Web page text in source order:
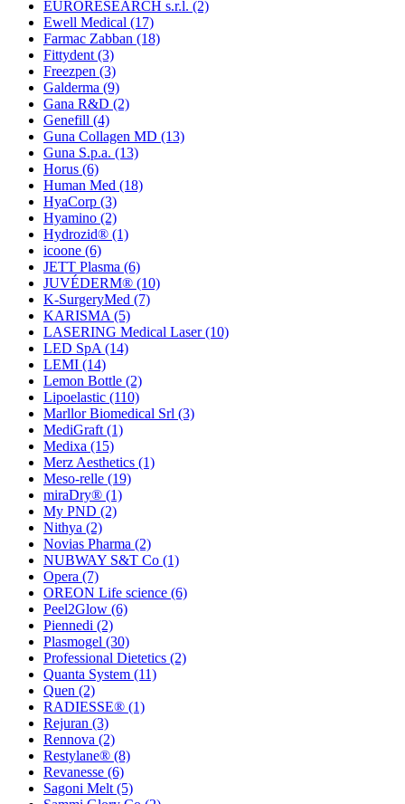
EURORESEARCH s.r.l. (2)
Ewell Medical (17)
Farmac Zabban (18)
Fittydent (3)
Freezpen (3)
Galderma (9)
Gana R&D (2)
Genefill (4)
Guna Collagen MD (13)
Guna S.p.a. (13)
Horus (6)
Human Med (18)
HyaCorp (3)
Hyamino (2)
Hydrozid® (1)
icoone (6)
JETT Plasma (6)
JUVÉDERM® (10)
K-SurgeryMed (7)
KARISMA (5)
LASERING Medical Laser(10)
LED SpA (14)
LEMI (14)
Lemon Bottle (2)
Lipoelastic (110)
Marllor Biomedical Srl (3)
MediGraft (1)
Medixa (15)
Merz Aesthetics (1)
Meso-relle (19)
miraDry® (1)
My PND (2)
Nithya (2)
Novias Pharma (2)
NUBWAY S&T Co (1)
Opera (7)
OREON Life science (6)
Peel2Glow (6)
Piennedi (2)
Plasmogel (30)
Professional Dietetics (2)
Quanta System (11)
Quen (2)
RADIESSE® (1)
Rejuran (3)
Rennova (2)
Restylane® (8)
Revanesse (6)
Sagoni Melt (5)